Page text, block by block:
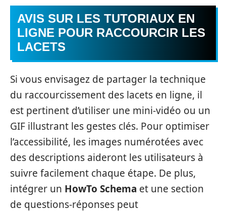
AVIS SUR LES TUTORIAUX EN
LIGNE POUR RACCOURCIR LES
LACETS
Si vous envisagez de partager la technique
du raccourcissement des lacets en ligne, il
est pertinent d’utiliser une mini-vidéo ou un
GIF illustrant les gestes clés. Pour optimiser
l’accessibilité, les images numérotées avec
des descriptions aideront les utilisateurs à
suivre facilement chaque étape. De plus,
intégrer un HowTo Schema et une section
de questions-réponses peut